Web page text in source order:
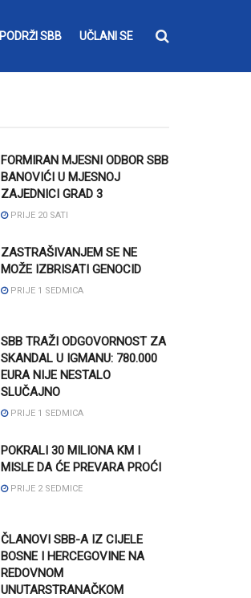
PODRŽI SBB UČLANI SE
FORMIRAN MJESNI ODBOR SBB
BANOVIĆI U MJESNOJ
ZAJEDNICI GRAD 3
PRIJE 20 SATI
ZASTRAŠIVANJEM SE NE
MOŽE IZBRISATI GENOCID
PRIJE 1 SEDMICA
SBB TRAŽI ODGOVORNOST ZA
SKANDAL U IGMANU: 780.000
EURA NIJE NESTALO
SLUČAJNO
PRIJE 1 SEDMICA
POKRALI 30 MILIONA KM I
MISLE DA ĆE PREVARA PROĆI
PRIJE 2 SEDMICE
ČLANOVI SBB-A IZ CIJELE
BOSNE I HERCEGOVINE NA
REDOVNOM
UNUTARSTRANAČKOM